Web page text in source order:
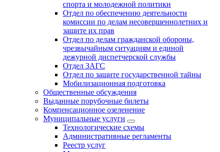
спорта и молодежной политики
Отдел по обеспечению деятельности
комиссии по делам несовершеннолетних и
защите их прав
Отдел по делам гражданской обороны,
чрезвычайным ситуациям и единой
дежурной диспетчерской службы
Отдел ЗАГС
Отдел по защите государственной тайны
Мобилизационная подготовка
Общественные обсуждения
Выданные порубочные билеты
Компенсационное озеленение
Муниципальные услуги
Технологические схемы
Административные регламенты
Реестр услуг